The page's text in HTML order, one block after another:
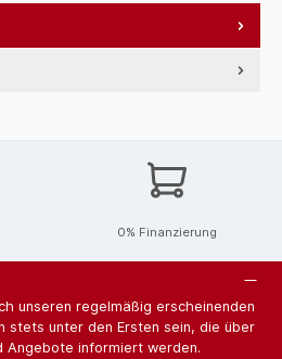
0% Finanzierung
unseren regelmäßig erscheinenden
stets unter den Ersten sein, die über
Angebote informiert werden.